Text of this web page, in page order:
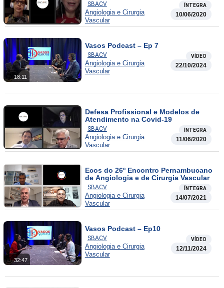
SBACV ÍNTEGRA
Angiologia e Cirurgia
Vascular
10/06/2020
18:11
Vasos Podcast – Ep 7
SBACV VÍDEO
Angiologia e Cirurgia
Vascular
22/10/2024
Defesa Profissional e Modelos de
Atendimento na Covid-19
SBACV ÍNTEGRA
Angiologia e Cirurgia
Vascular
11/06/2020
Ecos do 26º Encontro Pernambucano
de Angiologia e de Cirurgia Vascular
SBACV ÍNTEGRA
Angiologia e Cirurgia
Vascular
14/07/2021
32:47
Vasos Podcast – Ep10
SBACV VÍDEO
Angiologia e Cirurgia
Vascular
12/11/2024